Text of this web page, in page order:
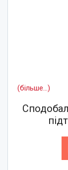
(більше…)